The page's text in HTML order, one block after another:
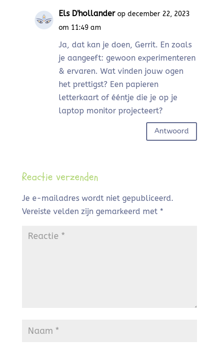
Els D'hollander op december 22, 2023
om 11:49 am
Ja, dat kan je doen, Gerrit. En zoals
je aangeeft: gewoon experimenteren
& ervaren. Wat vinden jouw ogen
het prettigst? Een papieren
letterkaart of ééntje die je op je
laptop monitor projecteert?
Antwoord
Reactie verzenden
Je e-mailadres wordt niet gepubliceerd.
Vereiste velden zijn gemarkeerd met *